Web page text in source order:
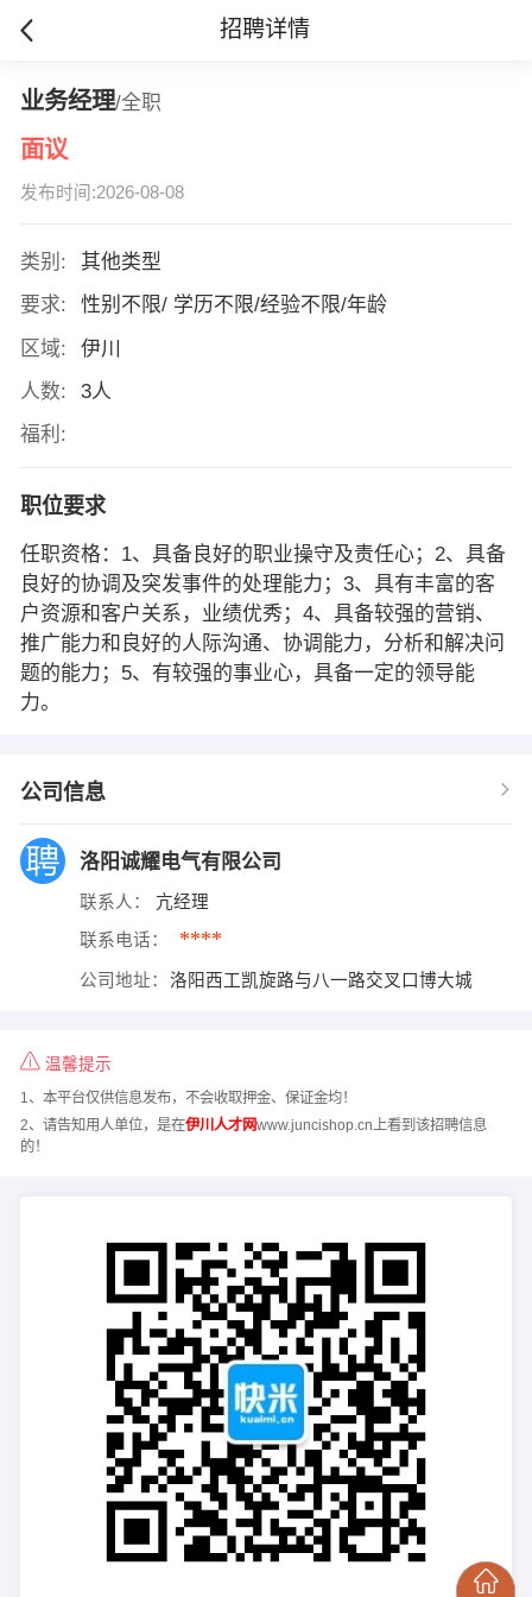
招聘详情
业务经理/全职
面议
发布时间:2026-08-08
类别:
其他类型
要求:
性别不限/ 学历不限/经验不限/年龄
区域:
伊川
人数:
3人
福利:
职位要求
任职资格：1、具备良好的职业操守及责任心；2、具备
良好的协调及突发事件的处理能力；3、具有丰富的客
户资源和客户关系，业绩优秀；4、具备较强的营销、
推广能力和良好的人际沟通、协调能力，分析和解决问
题的能力；5、有较强的事业心，具备一定的领导能
力。
公司信息
洛阳诚耀电气有限公司
联系人： 亢经理
联系电话： ****
公司地址： 洛阳西工凯旋路与八一路交叉口博大城
温馨提示
1、本平台仅供信息发布，不会收取押金、保证金均！
2、请告知用人单位，是在伊川人才网www.juncishop.cn上看到该招聘信息
的！